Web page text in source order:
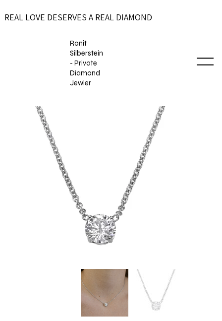
REAL LOVE DESERVES A REAL DIAMOND
Ronit
Silberstein
- Private
Diamond
Jewler